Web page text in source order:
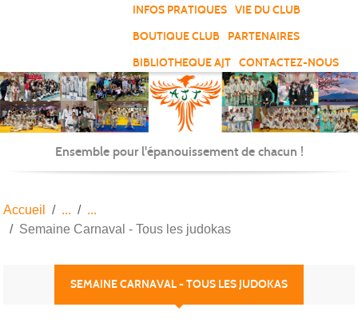
INFOS PRATIQUES
VIE DU CLUB
BOUTIQUE CLUB
PARTENAIRES
BIBLIOTHEQUE AJT
CONTACTEZ-NOUS
Ensemble pour l'épanouissement de chacun !
Accueil
Semaine Carnaval - Tous les judokas
SEMAINE CARNAVAL - TOUS LES JUDOKAS
Panneau de gestion des cookies